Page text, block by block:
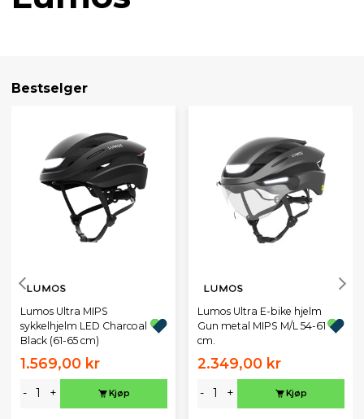
Bestselger
Lumos Ultra MIPS
sykkelhjelm LED Charcoal
Black (61-65 cm)
1.569,00 kr
- + Kjøp
Lumos Ultra E-bike hjelm
Gun metal MIPS M/L 54-61
cm.
2.349,00 kr
- + Kjøp